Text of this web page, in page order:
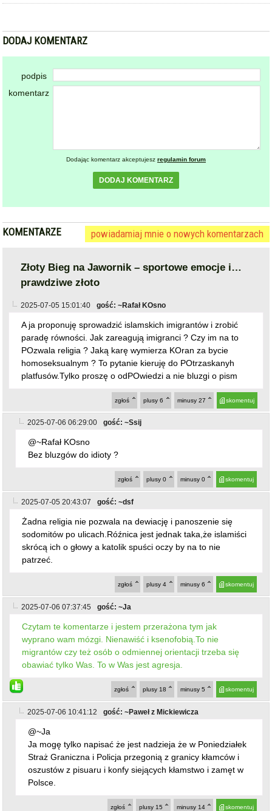
DODAJ KOMENTARZ
podpis
komentarz
Dodając komentarz akceptujesz regulamin forum
DODAJ KOMENTARZ
KOMENTARZE powiadamiaj mnie o nowych komentarzach
Złoty Bieg na Jawornik – sportowe emocje i…
prawdziwe złoto
2025-07-05 15:01:40 gość: ~Rafał KOsno
A ja proponuję sprowadzić islamskich imigrantów i zrobić
paradę równości. Jak zareagują imigranci ? Czy im na to
POzwala religia ? Jaką karę wymierza KOran za bycie
homoseksualnym ? To pytanie kieruję do POtrzaskanyh
platfusów.Tylko proszę o odPOwiedzi a nie bluzgi o pism
skomentuj
minusy 27
plusy 6
zgłoś
2025-07-06 06:29:00 gość: ~Ssij
@~Rafał KOsno
Bez bluzgów do idioty ?
skomentuj
minusy 0
plusy 0
zgłoś
2025-07-05 20:43:07 gość: ~dsf
Żadna religia nie pozwala na dewiację i panoszenie się
sodomitów po ulicach.Róźnica jest jednak taka,że islamiści
skrócą ich o głowy a katolik spuści oczy by na to nie
patrzeć.
skomentuj
minusy 6
plusy 4
zgłoś
2025-07-06 07:37:45 gość: ~Ja
Czytam te komentarze i jestem przerażona tym jak
wyprano wam mózgi. Nienawiść i ksenofobią.To nie
migrantów czy też osób o odmiennej orientacji trzeba się
obawiać tylko Was. To w Was jest agresja.
skomentuj
minusy 5
plusy 18
zgłoś
2025-07-06 10:41:12 gość: ~Paweł z Mickiewicza
@~Ja
Ja mogę tylko napisać że jest nadzieja że w Poniedziałek
Straż Graniczna i Policja przegonią z granicy kłamców i
oszustów z pisuaru i konfy siejących kłamstwo i zamęt w
Polsce.
skomentuj
minusy 14
plusy 15
zgłoś